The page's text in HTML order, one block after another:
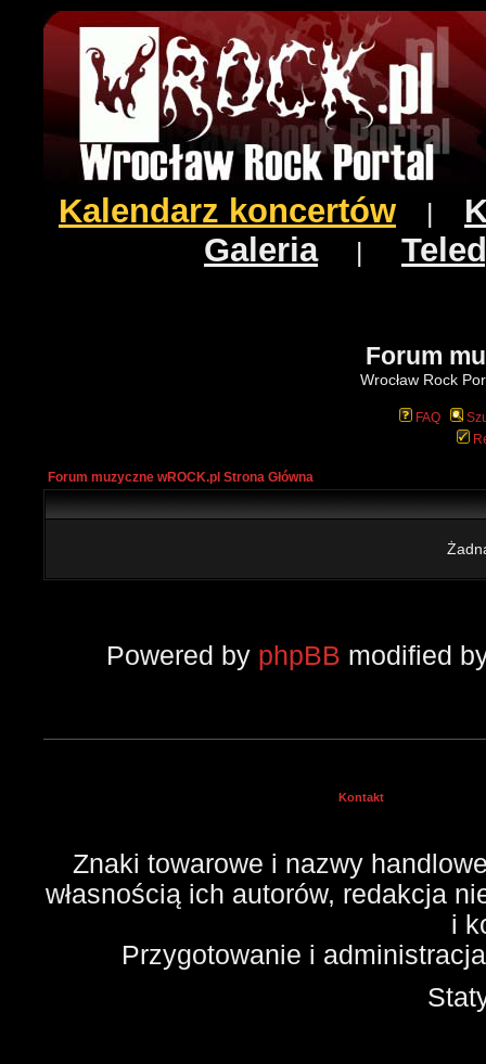
Kalendarz koncertów
Galeria|
Forum
Wrocław Rock
FAQ
Forum muzyczne wROCK.pl Strona Główna
Powered by phpBB modified
Kontakt
Znaki towarowe i nazwy
własnością ich autorów, redakcja
i
Przygotowanie i